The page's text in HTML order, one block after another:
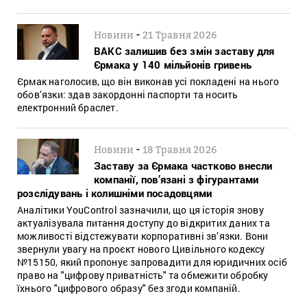
Новини -21 Травня 2026
ВАКС залишив без змін заставу для
Єрмака у 140 мільйонів гривень
Єрмак наголосив, що він виконав усі покладені на нього
обов’язки: здав закордонні паспорти та носить
електронний браслет.
Новини -18 Травня 2026
Заставу за Єрмака частково внесли
компанії, пов’язані з фігурантами
розслідувань і колишніми посадовцями
Аналітики YouControl зазначили, що ця історія знову
актуалізувала питання доступу до відкритих даних та
можливості відстежувати корпоративні зв’язки. Вони
звернули увагу на проєкт нового Цивільного кодексу
№15150, який пропонує запровадити для юридичних осіб
право на "цифрову приватність" та обмежити обробку
їхнього "цифрового образу" без згоди компаній.